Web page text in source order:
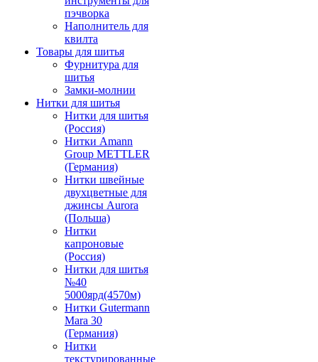
пэчворка
Наполнитель для
квилта
Товары для шитья
Фурнитура для
шитья
Замки-молнии
Нитки для шитья
Нитки для шитья
(Россия)
Нитки Amann
Group METTLER
(Германия)
Нитки швейные
двухцветные для
джинсы Aurora
(Польша)
Нитки
капроновые
(Россия)
Нитки для шитья
№40
5000ярд(4570м)
Нитки Gutermann
Mara 30
(Германия)
Нитки
текстурированные